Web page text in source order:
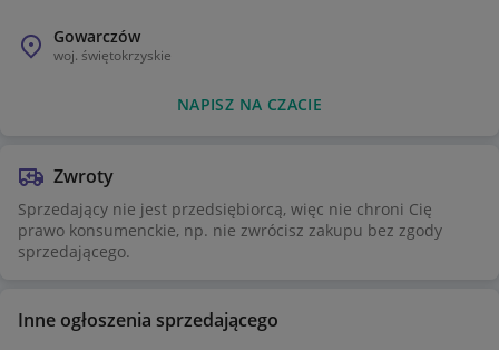
Gowarczów
woj. świętokrzyskie
NAPISZ NA CZACIE
Zwroty
Sprzedający nie jest przedsiębiorcą, więc nie chroni Cię
prawo konsumenckie, np. nie zwrócisz zakupu bez zgody
sprzedającego.
Inne ogłoszenia sprzedającego